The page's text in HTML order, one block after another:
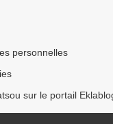
personnelles
sur le portail